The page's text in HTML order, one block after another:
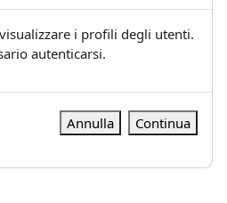
i profili degli utenti.
autenticarsi.
Annulla Continua